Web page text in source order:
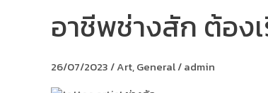
อาชีพช่างสัก ต้อง
26/07/2023/Art,General/admin
ช่าง
สัก
เรียน